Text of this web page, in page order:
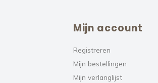
Mijn account
Registreren
Mijn bestellingen
Mijn verlanglijst